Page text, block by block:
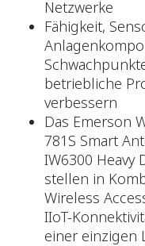
Netzwerke
Fähigkeit,
betriebliche
verbessern
Das Emerson
781S Smart
IW6300 Heavy
stellen in
Wireless
IIoT-
einer einzigen